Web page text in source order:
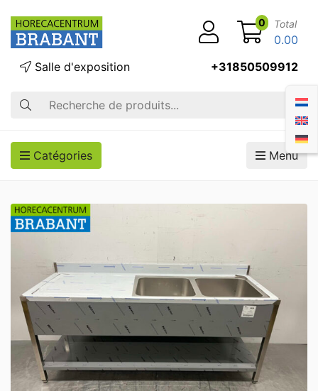
Recherche
Salle d'exposition +31850509912
0 Total
0.00
Catégories Menu